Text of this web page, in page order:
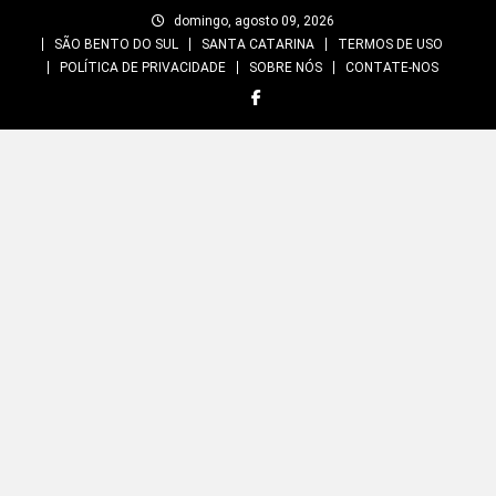
domingo, agosto 09, 2026
SÃO BENTO DO SUL
SANTA CATARINA
TERMOS DE USO
POLÍTICA DE PRIVACIDADE
SOBRE NÓS CONTATE-NOS